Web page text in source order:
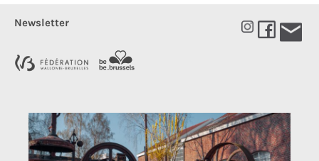
Newsletter